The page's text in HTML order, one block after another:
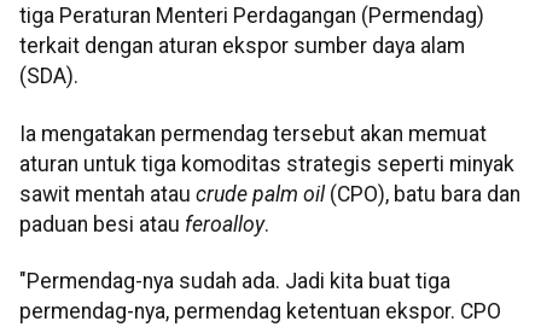
tiga Peraturan Menteri Perdagangan (Permendag)
terkait dengan aturan ekspor sumber daya alam
(SDA).
Ia mengatakan permendag tersebut akan memuat
aturan untuk tiga komoditas strategis seperti minyak
sawit mentah atau crude palm oil (CPO), batu bara dan
paduan besi atau feroalloy.
"Permendag-nya sudah ada. Jadi kita buat tiga
permendag-nya, permendag ketentuan ekspor. CPO